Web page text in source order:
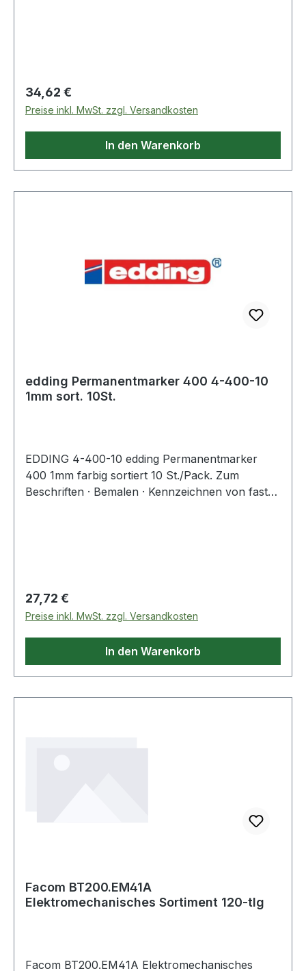
Regulärer Preis:
34,62 €
Preise inkl. MwSt. zzgl. Versandkosten
In den Warenkorb
edding Permanentmarker 400 4-400-10
1mm sort. 10St.
EDDING 4-400-10 edding Permanentmarker
400 1mm farbig sortiert 10 St./Pack. Zum
Beschriften · Bemalen · Kennzeichnen von fast
Regulärer Preis:
27,72 €
Preise inkl. MwSt. zzgl. Versandkosten
In den Warenkorb
Facom BT200.EM41A
Elektromechanisches Sortiment 120-tlg
Facom BT200.EM41A Elektromechanisches